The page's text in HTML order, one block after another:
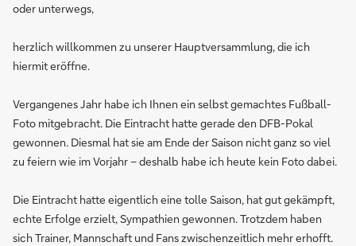
oder unterwegs,
herzlich willkommen zu unserer Hauptversammlung, die ich
hiermit eröffne.
Vergangenes Jahr habe ich Ihnen ein selbst gemachtes Fußball-
Foto mitgebracht. Die Eintracht hatte gerade den DFB-Pokal
gewonnen. Diesmal hat sie am Ende der Saison nicht ganz so viel
zu feiern wie im Vorjahr – deshalb habe ich heute kein Foto dabei.
Die Eintracht hatte eigentlich eine tolle Saison, hat gut gekämpft,
echte Erfolge erzielt, Sympathien gewonnen. Trotzdem haben
sich Trainer, Mannschaft und Fans zwischenzeitlich mehr erhofft.